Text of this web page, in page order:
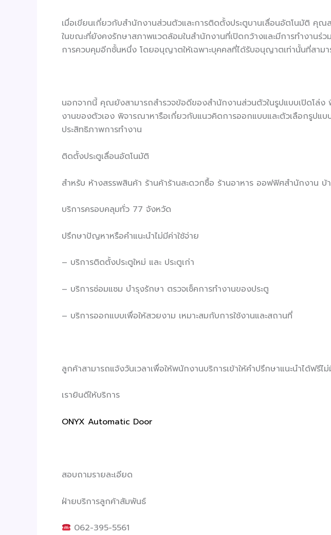
เมื่อเขียนเกี่ยวกับสำนักงานส่วนตัวและการติดตั้งประตูบานเลื่อนอัตโนมัติ คุณ
ในขณะที่ยังคงรักษาสภาพแวดล้อมในสำนักงานที่เปิดกว้างและมีการทำงาน
การควบคุมอีกชั้นหนึ่ง โดยอนุญาตให้เฉพาะบุคคลที่ได้รับอนุญาตเท่านั้นที่สาม
นอกจากนี้ คุณยังสามารถสำรวจข้อดีของสำนักงานส่วนตัวในรูปแบบเปิดโล่
งานของตัวเอง พิจารณาหารือเกี่ยวกับแนวคิดการออกแบบและตัวเลือกรูปแ
ประสิทธิภาพการทำงาน
ติดตั้งประตูเลื่อนอัตโนมัติ
สำหรับ ห้างสรรพสินค้า ร้านค้าร้านสะดวกซื้อ ร้านอาหาร ออฟฟิศสำนักงาน
บริการครอบคลุมทั่ว 77 จังหวัด
ปรึกษาปัญหาหรือคำแนะนำไม่มีค่าใช้จ่าย
– บริการติดตั้งประตูใหม่ และ ประตูเก่า
– บริการซ่อมแซม บำรุงรักษา ตรวจเช็คการทำงานของประตู
– บริการออกแบบเพื่อให้สวยงาม เหมาะสมกับการใช้งานและสถานที่
ลูกค้าสามารถแจ้งวันเวลาเพื่อให้พนักงานบริการเข้าให้คำปรึกษาแนะนำได้ฟรีไม่
เรายินดีให้บริการ
ONYX Automatic Door
สอบถามรายละเอียด
ฝ่ายบริการลูกค้าสัมพันธ์
062-395-5561